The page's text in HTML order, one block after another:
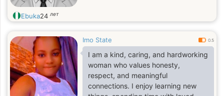
Ebuka24 лет
Imo State 0.5
I am a kind, caring, and hardworking
woman who values honesty,
respect, and meaningful
connections. I enjoy learning new